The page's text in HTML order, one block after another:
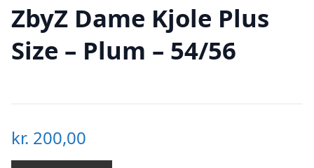
ZbyZ Dame Kjole Plus
Size – Plum – 54/56
kr. 200,00